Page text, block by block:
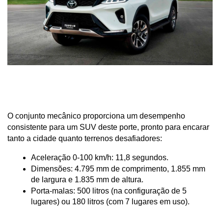
O conjunto mecânico proporciona um desempenho
consistente para um SUV deste porte, pronto para encarar
tanto a cidade quanto terrenos desafiadores:
Aceleração 0-100 km/h: 11,8 segundos.
Dimensões: 4.795 mm de comprimento, 1.855 mm
de largura e 1.835 mm de altura.
Porta-malas: 500 litros (na configuração de 5
lugares) ou 180 litros (com 7 lugares em uso).